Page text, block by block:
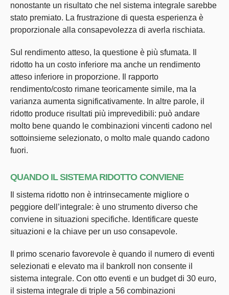
nonostante un risultato che nel sistema integrale sarebbe
stato premiato. La frustrazione di questa esperienza è
proporzionale alla consapevolezza di averla rischiata.
Sul rendimento atteso, la questione è più sfumata. Il
ridotto ha un costo inferiore ma anche un rendimento
atteso inferiore in proporzione. Il rapporto
rendimento/costo rimane teoricamente simile, ma la
varianza aumenta significativamente. In altre parole, il
ridotto produce risultati più imprevedibili: può andare
molto bene quando le combinazioni vincenti cadono nel
sottoinsieme selezionato, o molto male quando cadono
fuori.
QUANDO IL SISTEMA RIDOTTO CONVIENE
Il sistema ridotto non è intrinsecamente migliore o
peggiore dell’integrale: è uno strumento diverso che
conviene in situazioni specifiche. Identificare queste
situazioni e la chiave per un uso consapevole.
Il primo scenario favorevole è quando il numero di eventi
selezionati e elevato ma il bankroll non consente il
sistema integrale. Con otto eventi e un budget di 30 euro,
il sistema integrale di triple a 56 combinazioni